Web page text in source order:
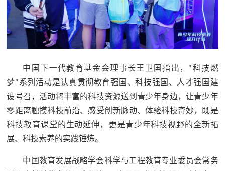
中国下一代教育基金会理事长王卫国指出，"科技燃
梦"系列活动是认真贯彻教育强国、科技强国、人才强国建
设号召，活动将丰富的科技资源送到青少年身边，让青少年
零距离触摸科技前沿、感受创新脉动、体验科技奇妙，既是
科技教育课堂的生动延伸，更是青少年科技视野的全新拓
展、科技素养的实践锤炼。
中国教育发展战略学会科学与工程教育专业委员会常务